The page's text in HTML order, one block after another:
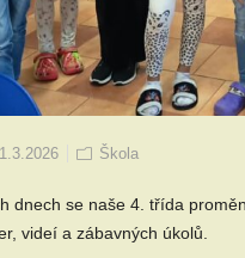
Škola
dnech se naše 4. třída
videí a zábavných úkolů.